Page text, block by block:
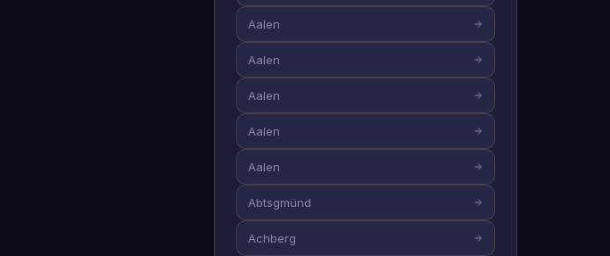
Aalen
Aalen
Aalen
Aalen
Aalen
Abtsgmünd
Achberg